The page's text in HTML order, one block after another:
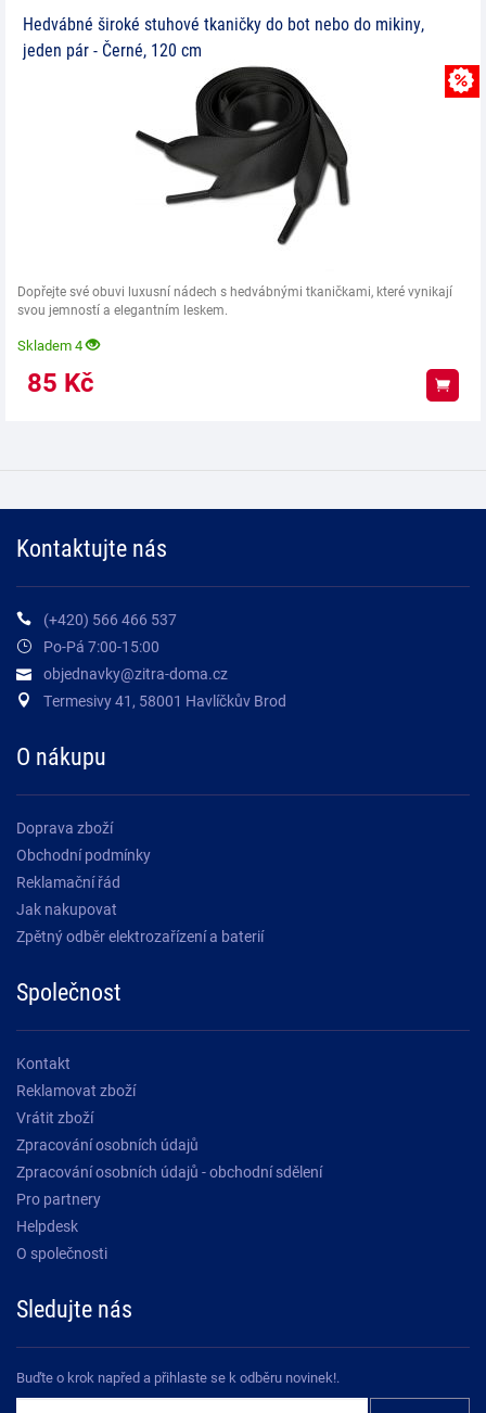
Hedvábné široké stuhové tkaničky do bot nebo do mikiny,
jeden pár - Černé, 120 cm
Dopřejte své obuvi luxusní nádech s hedvábnými tkaničkami, které vynikají
svou jemností a elegantním leskem.
Skladem 4
85 Kč
Kontaktujte nás
(+420) 566 466 537
Po-Pá 7:00-15:00
objednavky@zitra-doma.cz
Termesivy 41, 58001 Havlíčkův Brod
O nákupu
Doprava zboží
Obchodní podmínky
Reklamační řád
Jak nakupovat
Zpětný odběr elektrozařízení a baterií
Společnost
Kontakt
Reklamovat zboží
Vrátit zboží
Zpracování osobních údajů
Zpracování osobních údajů - obchodní sdělení
Pro partnery
Helpdesk
O společnosti
Sledujte nás
Buďte o krok napřed a přihlaste se k odběru novinek!.